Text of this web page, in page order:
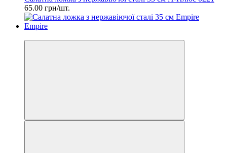
65.00 грн/шт.